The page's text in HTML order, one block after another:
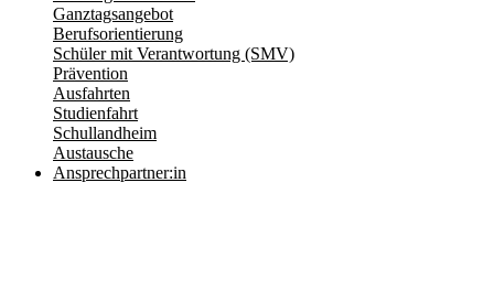
Ganztagsangebot
Berufsorientierung
Schüler mit Verantwortung (SMV)
Prävention
Ausfahrten
Studienfahrt
Schullandheim
Austausche
Ansprechpartner:in